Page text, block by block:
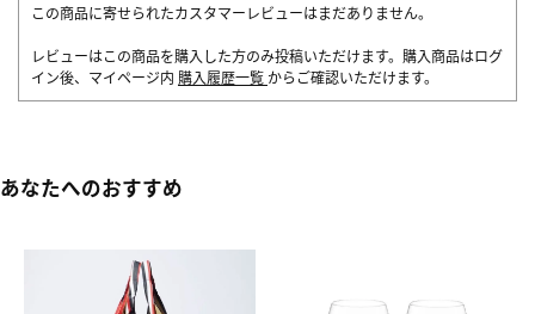
この商品に寄せられたカスタマーレビューはまだありません。
レビューはこの商品を購入した方のみ投稿いただけます。購入商品はログ
イン後、マイページ内 購入履歴一覧 からご確認いただけます。
あなたへのおすすめ